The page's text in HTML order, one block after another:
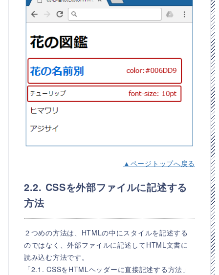
▲ページトップへ戻る
2.2. CSSを外部ファイルに記述する
方法
２つめの方法は、HTMLの中にスタイルを記述する
のではなく、外部ファイルに記述してHTML文書に
読み込む方法です。
「2.1. CSSをHTMLヘッダーに直接記述する方法」